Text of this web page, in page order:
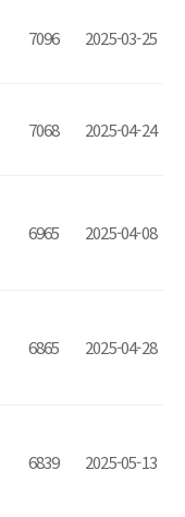
7096 2025-03-25
7068 2025-04-24
6965 2025-04-08
6865 2025-04-28
6839 2025-05-13